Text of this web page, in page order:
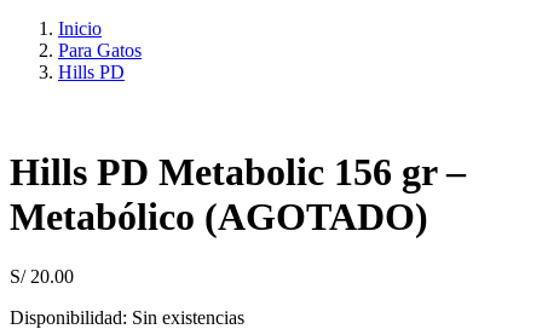
Inicio
Para Gatos
Hills PD
Hills PD Metabolic 156 gr –
Metabólico (AGOTADO)
S/20.00
Disponibilidad: Sin existencias